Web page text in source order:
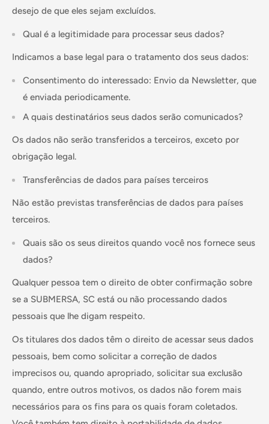
desejo de que eles sejam excluídos.
Qual é a legitimidade para processar seus dados?
Indicamos a base legal para o tratamento dos seus dados:
Consentimento do interessado: Envio da Newsletter, que
é enviada periodicamente.
A quais destinatários seus dados serão comunicados?
Os dados não serão transferidos a terceiros, exceto por
obrigação legal.
Transferências de dados para países terceiros
Não estão previstas transferências de dados para países
terceiros.
Quais são os seus direitos quando você nos fornece seus
dados?
Qualquer pessoa tem o direito de obter confirmação sobre
se a SUBMERSA, SC está ou não processando dados
pessoais que lhe digam respeito.
Os titulares dos dados têm o direito de acessar seus dados
pessoais, bem como solicitar a correção de dados
imprecisos ou, quando apropriado, solicitar sua exclusão
quando, entre outros motivos, os dados não forem mais
necessários para os fins para os quais foram coletados.